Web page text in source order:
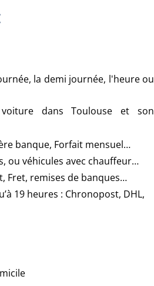
la demi journée, l'heure ou
dans Toulouse et son
banque, Forfait mensuel…
ou véhicules avec chauffeur…
Fret, remises de banques…
19 heures : Chronopost, DHL,